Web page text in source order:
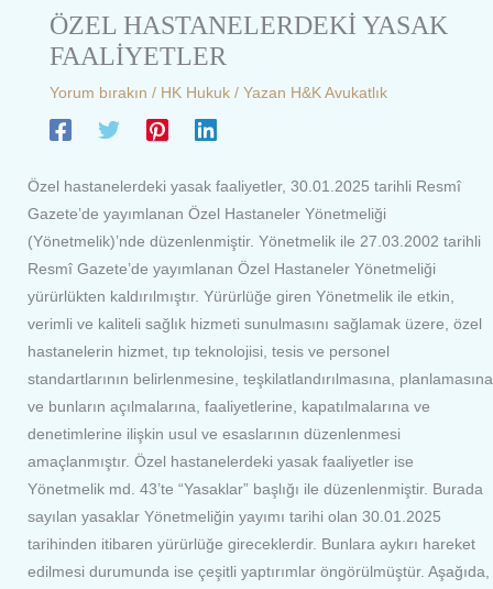
ÖZEL HASTANELERDEKİ YASAK
FAALİYETLER
Yorum bırakın / HK Hukuk / Yazan H&K Avukatlık
Özel hastanelerdeki yasak faaliyetler, 30.01.2025 tarihli Resmî
Gazete’de yayımlanan Özel Hastaneler Yönetmeliği
(Yönetmelik)’nde düzenlenmiştir. Yönetmelik ile 27.03.2002 tarihli
Resmî Gazete’de yayımlanan Özel Hastaneler Yönetmeliği
yürürlükten kaldırılmıştır. Yürürlüğe giren Yönetmelik ile etkin,
verimli ve kaliteli sağlık hizmeti sunulmasını sağlamak üzere, özel
hastanelerin hizmet, tıp teknolojisi, tesis ve personel
standartlarının belirlenmesine, teşkilatlandırılmasına, planlamasına
ve bunların açılmalarına, faaliyetlerine, kapatılmalarına ve
denetimlerine ilişkin usul ve esaslarının düzenlenmesi
amaçlanmıştır. Özel hastanelerdeki yasak faaliyetler ise
Yönetmelik md. 43’te “Yasaklar” başlığı ile düzenlenmiştir. Burada
sayılan yasaklar Yönetmeliğin yayımı tarihi olan 30.01.2025
tarihinden itibaren yürürlüğe gireceklerdir. Bunlara aykırı hareket
edilmesi durumunda ise çeşitli yaptırımlar öngörülmüştür. Aşağıda,